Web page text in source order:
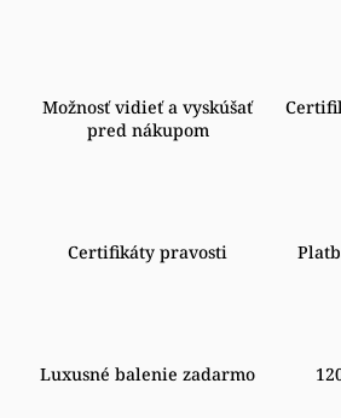
Možnosť vidieť a vyskúšať
pred nákupom
Certifikáty pravosti
Luxusné balenie zadarmo